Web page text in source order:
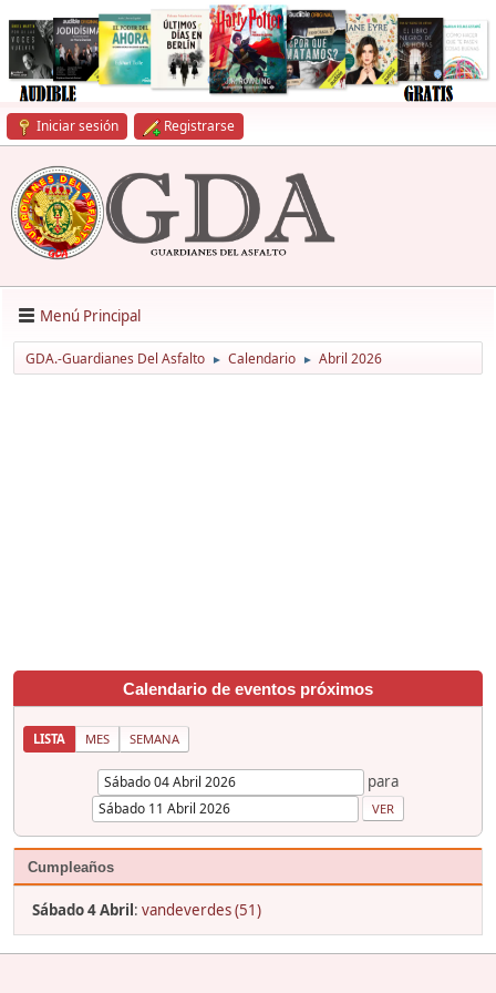
Iniciar sesión Registrarse
Menú Principal
GDA.-Guardianes Del Asfalto ► Calendario ► Abril 2026
Calendario de eventos próximos
LISTA MES SEMANA
para
Cumpleaños
Sábado 4 Abril: vandeverdes (51)